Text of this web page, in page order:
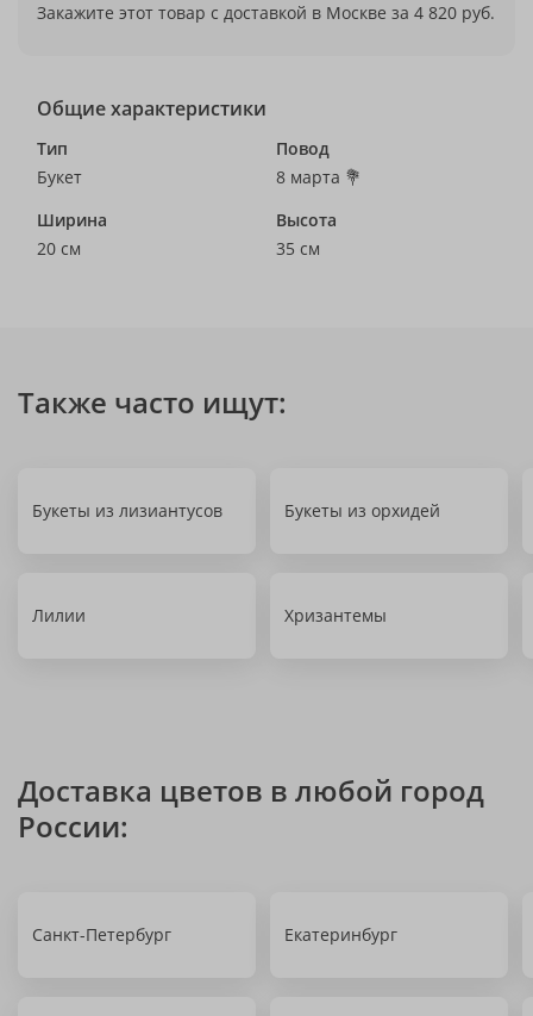
Закажите этот товар с доставкой в Москве за 4 820 руб.
Общие характеристики
Тип
Букет
Повод
8 марта 💐
Ширина
20 см
Высота
35 см
Также часто ищут:
Букеты из лизиантусов Букеты из орхидей
Лилии Хризантемы
Доставка цветов в любой город
России:
Санкт-Петербург Екатеринбург